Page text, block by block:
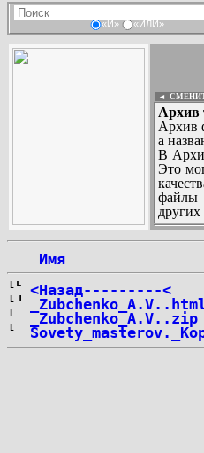
«И» «ИЛИ»
◄
Архив
Архив
а
В
Это
файлы
других
Имя
<Назад---------<
_Zubchenko_A.V..zip